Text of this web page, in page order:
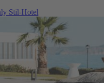
Stil-Hotel